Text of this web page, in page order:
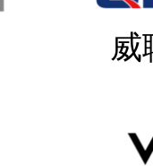
威